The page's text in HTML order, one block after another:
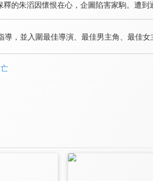
8.2
臨時劫案
郭富城暴牙變醜扮悍匪
的朱滔因懷恨在心，企圖陷害家駒。遭
，並入圍最佳導演、最佳男主角、最佳女